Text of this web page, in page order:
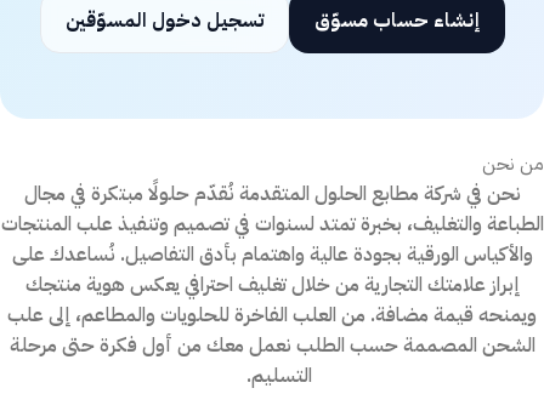
إنشاء حساب مسوّق تسجيل دخول المسوّقين
من نحن
نحن في شركة مطابع الحلول المتقدمة نُقدّم حلولًا مبتكرة في مجال
الطباعة والتغليف، بخبرة تمتد لسنوات في تصميم وتنفيذ علب المنتجات
والأكياس الورقية بجودة عالية واهتمام بأدق التفاصيل. نُساعدك على
إبراز علامتك التجارية من خلال تغليف احترافي يعكس هوية منتجك
ويمنحه قيمة مضافة. من العلب الفاخرة للحلويات والمطاعم، إلى علب
الشحن المصممة حسب الطلب نعمل معك من أول فكرة حتى مرحلة
التسليم.